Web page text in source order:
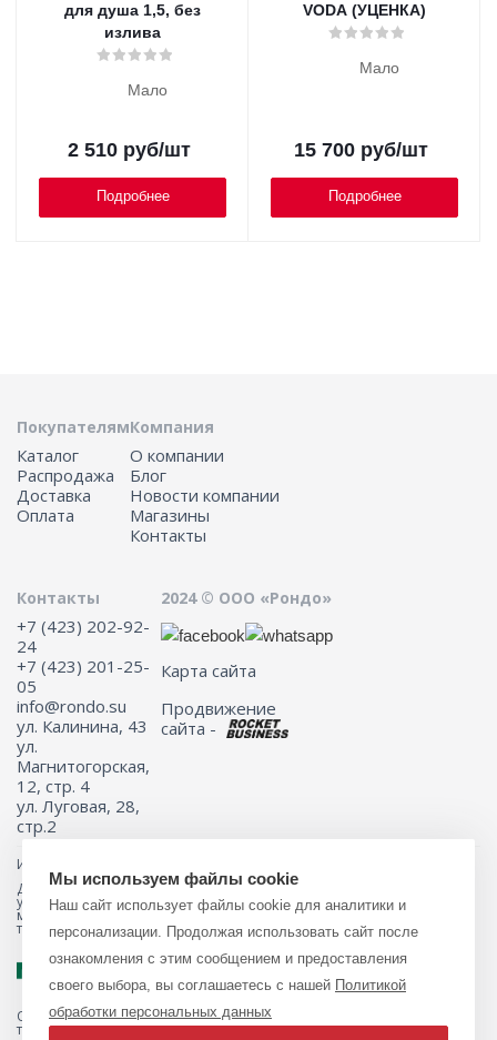
для душа 1,5, без
излива
Мало
2 510руб/шт
Подробнее
VODA (УЦЕНКА)
Мало
15 700руб/шт
Подробнее
Покупателям
Каталог
Распродажа
Доставка
Оплата
Компания
О компании
Блог
Новости компании
Магазины
Контакты
Контакты
+7 (423) 202-92-
24
+7 (423) 201-25-
05
info@rondo.su
ул. Калинина, 43
ул.
Магнитогорская,
12, стр. 4
ул. Луговая, 28,
стр.2
2024 © ООО «Рондо»
Карта сайта
Продвижение
сайта -
Информация на сайте не является публичной офертой.
Для получения подробной информации о наличии и стоимости
указанных товаров и (или) услуг, пожалуйста, обращайтесь к
менеджеру сайта с помощью специальной формы связи или по
телефону 8 (423) 201-25-05
Обращаем ваше внимание на то, что данный интернет-магазин, а
также вся информация о товарах и ценах, предоставленная на нём,
Мы используем файлы cookie
Наш сайт использует файлы cookie для аналитики и
персонализации. Продолжая использовать сайт после
ознакомления с этим сообщением и предоставления
своего выбора, вы соглашаетесь с нашей Политикой
обработки персональных данных